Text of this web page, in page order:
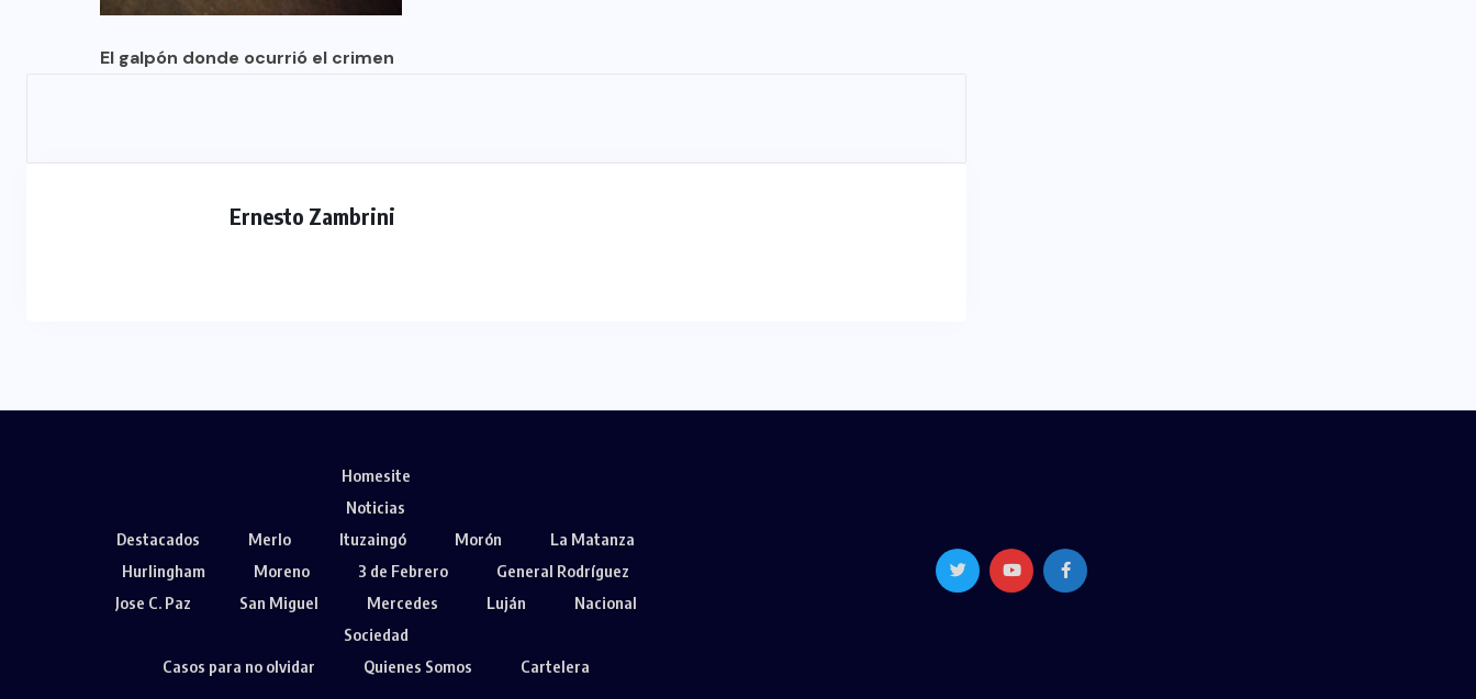
El galpón donde ocurrió el crimen
Ernesto Zambrini
Homesite
Noticias
Destacados
Merlo Ituzaingó Morón
La Matanza
Hurlingham
Moreno 3 de Febrero
General Rodríguez
Jose C. Paz
San Miguel Mercedes Luján
Nacional
Sociedad
Casos para no olvidar
Quienes Somos Cartelera